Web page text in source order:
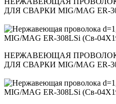
ДЛЯ СВАРКИ MIG/MAG ER-
НЕРЖАВЕЮЩАЯ ПРОВОЛОКА
ДЛЯ СВАРКИ MIG/MAG ER-